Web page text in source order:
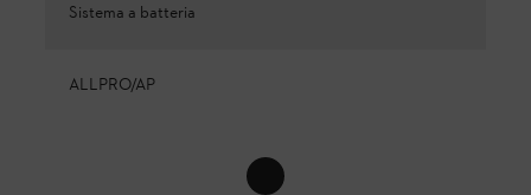
Sistema a batteria
ALLPRO/AP